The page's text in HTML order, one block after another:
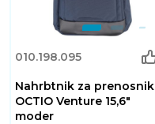
010.198.095
Nahrbtnik za prenosnik
OCTIO Venture 15,6"
moder